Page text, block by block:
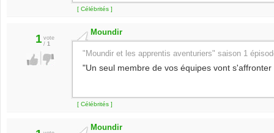
[ Célébrités ]
1 vote
/ 1
Moundir
"Moundir et les apprentis aventuriers" saison 1
"Un seul membre de vos équipes vont s'affronter
[ Célébrités ]
Moundir